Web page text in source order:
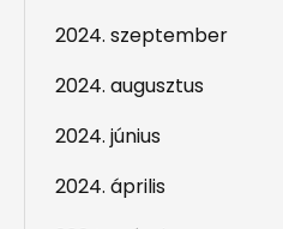
2024. szeptember
2024. augusztus
2024. június
2024. április